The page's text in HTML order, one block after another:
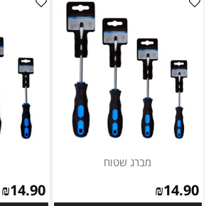
מברג שטוח
₪14.90
₪14.90